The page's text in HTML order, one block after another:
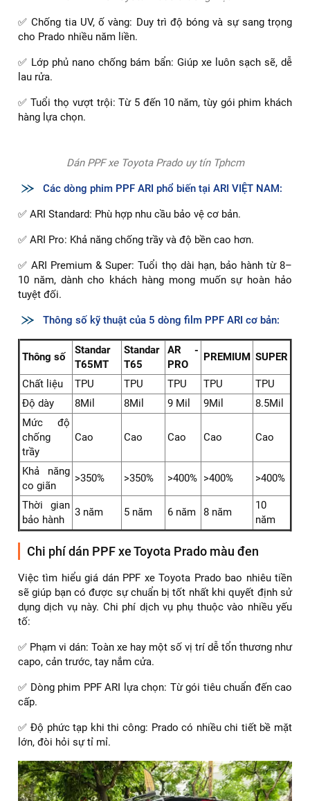
Dán PPF xe Toyota Prado thương hiệu ARI
✅ Chống tia UV, ố vàng: Duy trì độ bóng và sự sang trọng
lau rửa.
✅ Tuổi thọ vượt trội: Từ 5 đến 10 năm, tùy gói phim khách
hàng lựa chọn.
Dán PPF xe Toyota Prado uy tín Tphcm
Các dòng phim PPF ARI phổ biến tại ARI VIỆT NAM:
✅ ARI Standard: Phù hợp nhu cầu bảo vệ cơ bản.
✅ ARI Pro: Khả năng chống trầy và độ bền cao hơn.
✅ ARI Premium & Super: Tuổi thọ dài hạn, bảo hành từ 8–
10 năm, dành cho khách hàng mong muốn sự hoàn hảo
Thông số kỹ thuật của 5 dòng film PPF ARI cơ bản:
Thông số
Standar
Standar
AR -
PREMIUM SUPER
Chất liệu TPU TPU TPU TPU
TPU
Độ dày
8Mil
Mức độ
chống
trầy
Cao Cao Cao Cao Cao